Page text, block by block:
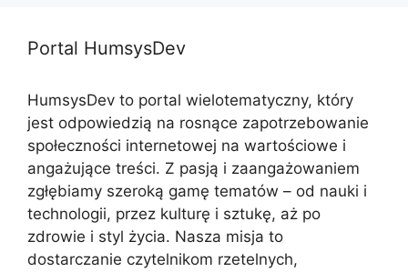
Portal HumsysDev
HumsysDev to portal wielotematyczny, który
jest odpowiedzią na rosnące zapotrzebowanie
społeczności internetowej na wartościowe i
angażujące treści. Z pasją i zaangażowaniem
zgłębiamy szeroką gamę tematów – od nauki i
technologii, przez kulturę i sztukę, aż po
zdrowie i styl życia. Nasza misja to
dostarczanie czytelnikom rzetelnych,